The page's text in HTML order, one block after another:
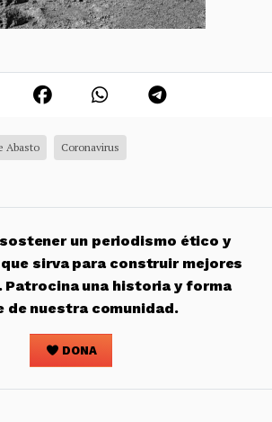
Abasto Coronavirus
un periodismo ético y
sirva para construir mejores
Patrocina una historia y forma
de nuestra comunidad.
DONA